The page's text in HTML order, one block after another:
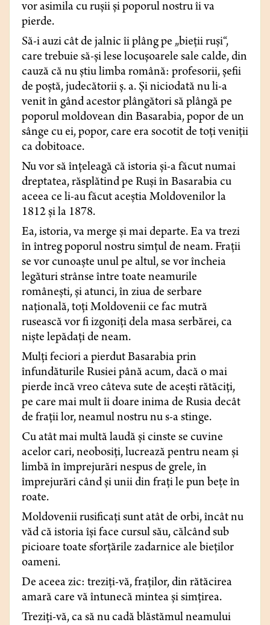
vor asimila cu ruşii şi poporul nostru îi va
pierde.
Să-i auzi cât de jalnic îi plâng pe „bieţii ruşi“,
care trebuie să-şi lese locuşoarele sale calde, din
cauză că nu ştiu limba română: profesorii, şefii
de poştă, judecătorii ş. a. Şi niciodată nu li-a
venit în gând acestor plângători să plângă pe
poporul moldovean din Basarabia, popor de un
sânge cu ei, popor, care era socotit de toţi veniţii
ca dobitoace.
Nu vor să înţeleagă că istoria şi-a făcut numai
dreptatea, răsplătind pe Ruşi în Basarabia cu
aceea ce li-au făcut aceştia Moldovenilor la
1812 şi la 1878.
Ea, istoria, va merge şi mai departe. Ea va trezi
în întreg poporul nostru simţul de neam. Fraţii
se vor cunoaşte unul pe altul, se vor încheia
legături strânse între toate neamurile
româneşti, şi atunci, în ziua de serbare
naţională, toţi Moldovenii ce fac mutră
rusească vor fi izgoniţi dela masa serbărei, ca
nişte lepădaţi de neam.
Mulţi feciori a pierdut Basarabia prin
înfundăturile Rusiei până acum, dacă o mai
pierde încă vreo câteva sute de aceşti rătăciţi,
pe care mai mult îi doare inima de Rusia decât
de fraţii lor, neamul nostru nu s-a stinge.
Cu atât mai multă laudă şi cinste se cuvine
acelor cari, neobosiţi, lucrează pentru neam şi
limbă în împrejurări nespus de grele, în
împrejurări când şi unii din fraţi le pun beţe în
roate.
Moldovenii rusificaţi sunt atât de orbi, încât nu
văd că istoria îşi face cursul său, călcând sub
picioare toate sforţările zadarnice ale bieţilor
oameni.
De aceea zic: treziţi-vă, fraţilor, din rătăcirea
amară care vă întunecă mintea şi simţirea.
Treziţi-vă, ca să nu cadă blăstămul neamului